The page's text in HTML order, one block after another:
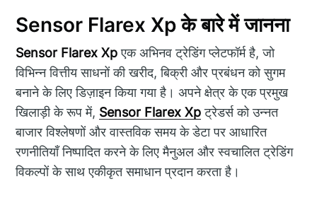
Sensor Flarex Xp के बारे में जानना
Sensor Flarex Xpएक अभिनव ट्रेडिंग प्लेटफॉर्म है, जो
विभिन्न वित्तीय साधनों की खरीद, बिक्री और प्रबंधन को सुगम
बनाने के लिए डिज़ाइन किया गया है। अपने क्षेत्र के एक प्रमुख
खिलाड़ी के रूप में, Sensor Flarex Xpट्रेडर्स को उन्नत
बाजार विश्लेषणों और वास्तविक समय के डेटा पर आधारित
रणनीतियाँ निष्पादित करने के लिए मैनुअल और स्वचालित ट्रेडिंग
विकल्पों के साथ एकीकृत समाधान प्रदान करता है।